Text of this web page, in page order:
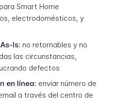
Smart Home
electrodomésticos, y
Is: no retornables y no
las circunstancias,
defectos
en línea: enviar número de
a través del centro de